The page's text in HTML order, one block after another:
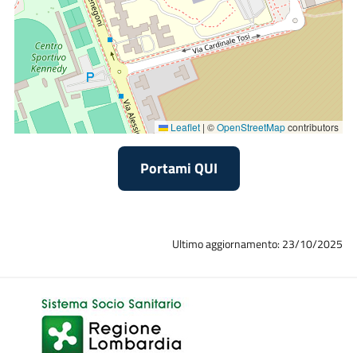
Leaflet | ©OpenStreetMapcontributors
Portami QUI
Ultimo aggiornamento: 23/10/2025